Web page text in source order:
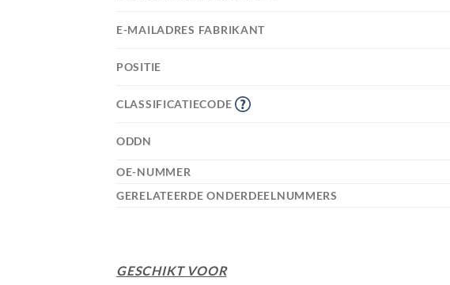
E-MAILADRES FABRIKANT
POSITIE
CLASSIFICATIECODE
ODDN
OE-NUMMER
GERELATEERDE ONDERDEELNUMMERS
GESCHIKT VOOR